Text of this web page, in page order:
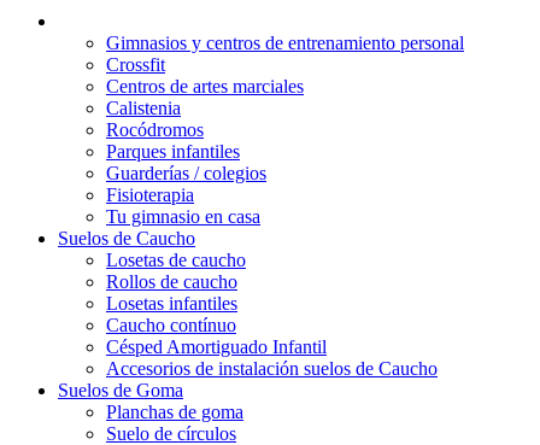
Gimnasios y centros de entrenamiento personal
Crossfit
Centros de artes marciales
Calistenia
Rocódromos
Parques infantiles
Guarderías / colegios
Fisioterapia
Tu gimnasio en casa
Suelos de Caucho
Losetas de caucho
Rollos de caucho
Losetas infantiles
Caucho contínuo
Césped Amortiguado Infantil
Accesorios de instalación suelos de Caucho
Suelos de Goma
Planchas de goma
Suelo de círculos